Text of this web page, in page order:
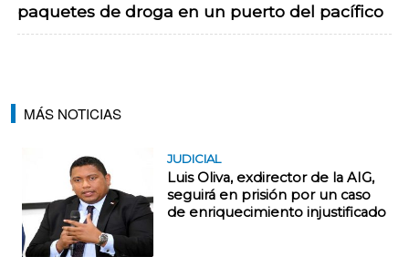
paquetes de droga en un puerto del pacífico
MÁS NOTICIAS
JUDICIAL
Luis Oliva, exdirector de la AIG,
seguirá en prisión por un caso
de enriquecimiento injustificado